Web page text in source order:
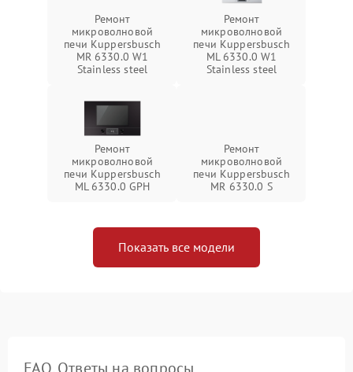
Ремонт
микроволновой
печи Kuppersbusch
MR 6330.0 W1
Stainless steel
Ремонт
микроволновой
печи Kuppersbusch
ML 6330.0 W1
Stainless steel
Ремонт
микроволновой
печи Kuppersbusch
ML 6330.0 GPH
Ремонт
микроволновой
печи Kuppersbusch
MR 6330.0 S
Показать все модели